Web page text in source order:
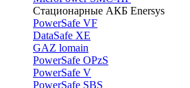
Стационарные АКБ Enersys
PowerSafe VF
DataSafe XE
GAZ lomain
PowerSafe OPzS
PowerSafe V
PоwerSafe SBS